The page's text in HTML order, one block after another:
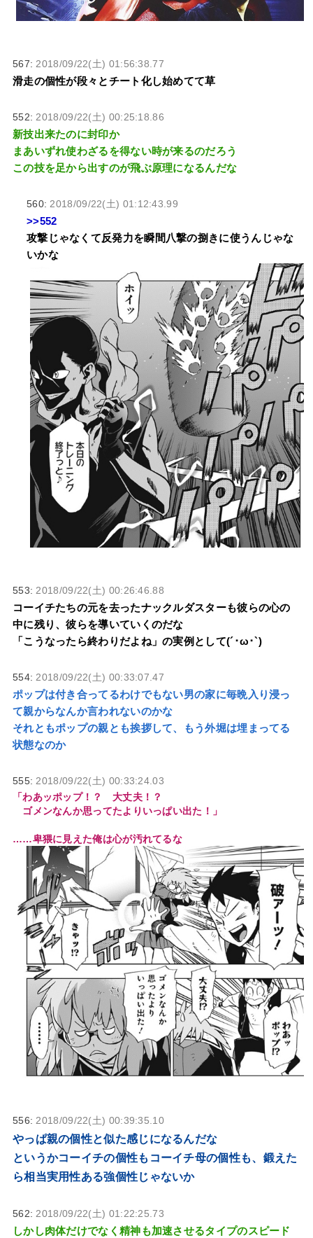
567:2018/09/22(土) 01:56:38.77
滑走の個性が段々とチート化し始めてて草
552:2018/09/22(土) 00:25:18.86
新技出来たのに封印か
まあいずれ使わざるを得ない時が来るのだろう
この技を足から出すのが飛ぶ原理になるんだな
560:2018/09/22(土) 01:12:43.99
>>552
攻撃じゃなくて反発力を瞬間八撃の捌きに使うんじゃな
いかな
553:2018/09/22(土) 00:26:46.88
コーイチたちの元を去ったナックルダスターも彼らの心の
中に残り、彼らを導いていくのだな
「こうなったら終わりだよね」の実例として(´･ω･`)
554:2018/09/22(土) 00:33:07.47
ポップは付き合ってるわけでもない男の家に毎晩入り浸っ
て親からなんか言われないのかな
それともポップの親とも挨拶して、もう外堀は埋まってる
状態なのか
555:2018/09/22(土) 00:33:24.03
「わあッポップ！？ 大丈夫！？
ゴメンなんか思ってたよりいっぱい出た！」
……卑猥に見えた俺は心が汚れてるな
556:2018/09/22(土) 00:39:35.10
やっぱ親の個性と似た感じになるんだな
というかコーイチの個性もコーイチ母の個性も、鍛えた
ら相当実用性ある強個性じゃないか
562:2018/09/22(土) 01:22:25.73
しかし肉体だけでなく精神も加速させるタイプのスピード